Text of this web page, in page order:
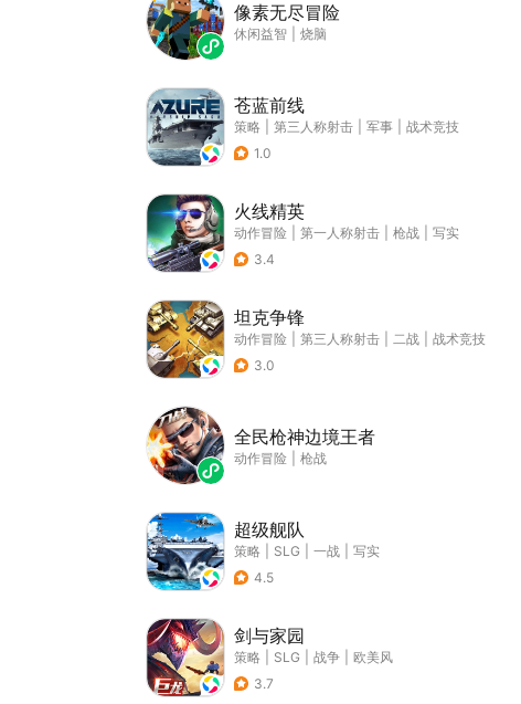
像素无尽冒险
休闲益智 烧脑
苍蓝前线
策略 第三人称射击 军事
战术竞技
1.0
火线精英
动作冒险 第一人称射击 枪战
写实
3.4
坦克争锋
动作冒险 第三人称射击 二战
战术竞技
3.0
全民枪神边境王者
动作冒险 枪战
超级舰队
策略 SLG 一战
写实
4.5
剑与家园
策略 SLG 战争
欧美风
3.7